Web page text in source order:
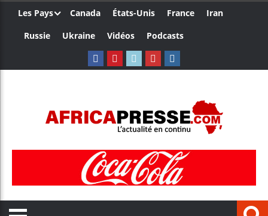
Les Pays Canada États-Unis France
Iran
Russie
Ukraine Vidéos Podcasts